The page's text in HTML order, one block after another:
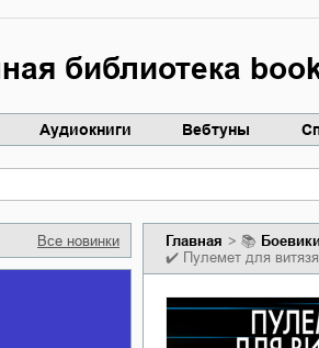
библиотека
Аудиокниги Вебтуны
Все новинки Главная 📚
✔️ Пулемет для витязя